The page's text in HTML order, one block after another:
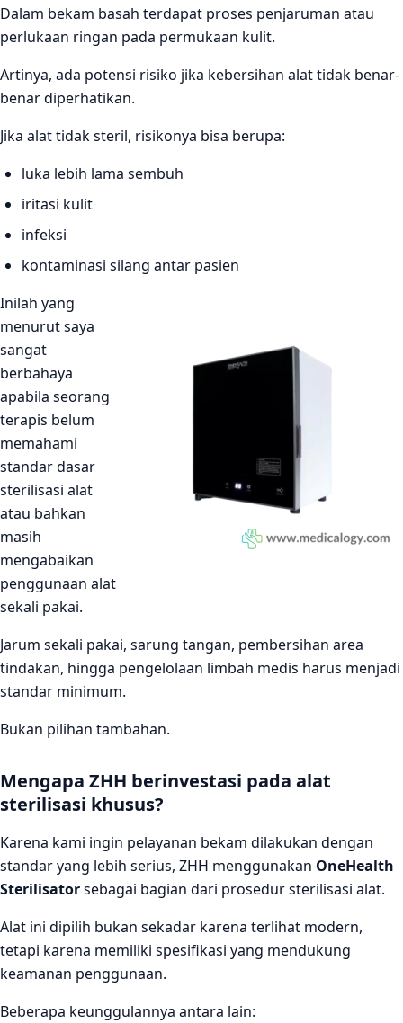
Dalam bekam basah terdapat proses penjaruman atau
perlukaan ringan pada permukaan kulit.
Artinya, ada potensi risiko jika kebersihan alat tidak benar-
benar diperhatikan.
Jika alat tidak steril, risikonya bisa berupa:
luka lebih lama sembuh
iritasi kulit
infeksi
kontaminasi silang antar pasien
Inilah yang
menurut saya
sangat
berbahaya
apabila seorang
terapis belum
memahami
standar dasar
sterilisasi alat
atau bahkan
masih
mengabaikan
penggunaan alat
sekali pakai.
Jarum sekali pakai, sarung tangan, pembersihan area
tindakan, hingga pengelolaan limbah medis harus menjadi
standar minimum.
Bukan pilihan tambahan.
Mengapa ZHH berinvestasi pada alat
sterilisasi khusus?
Karena kami ingin pelayanan bekam dilakukan dengan
standar yang lebih serius, ZHH menggunakan OneHealth
Sterilisatorsebagai bagian dari prosedur sterilisasi alat.
Alat ini dipilih bukan sekadar karena terlihat modern,
tetapi karena memiliki spesifikasi yang mendukung
keamanan penggunaan.
Beberapa keunggulannya antara lain: